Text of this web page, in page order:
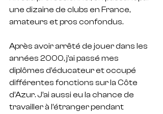
une dizaine de clubs en France,
amateurs et pros confondus.
Après avoir arrêté de jouer dans les
années 2000, j’ai passé mes
diplômes d’éducateur et occupé
différentes fonctions sur la Côte
d’Azur. J’ai aussi eu la chance de
travailler à l’étranger pendant